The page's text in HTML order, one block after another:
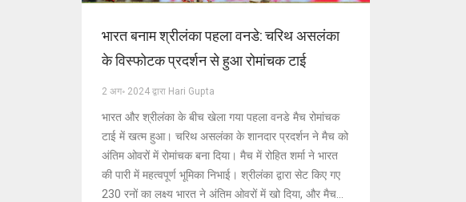
भारत बनाम श्रीलंका पहला वनडे: चरिथ असलंका
के विस्फोटक प्रदर्शन से हुआ रोमांचक टाई
2 अग॰ 2024 द्वारा Hari Gupta
भारत और श्रीलंका के बीच खेला गया पहला वनडे मैच रोमांचक
टाई में खत्म हुआ। चरिथ असलंका के शानदार प्रदर्शन ने मैच को
अंतिम ओवरों में रोमांचक बना दिया। मैच में रोहित शर्मा ने भारत
की पारी में महत्वपूर्ण भूमिका निभाई। श्रीलंका द्वारा सेट किए गए
230 रनों का लक्ष्य भारत ने अंतिम ओवरों में खो दिया, और मैच